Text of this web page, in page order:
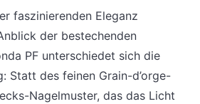
faszinierenden Eleganz
der bestechenden
PF unterschiedet sich die
Statt des feinen Grain-d’orge-
Nagelmuster, das das Licht